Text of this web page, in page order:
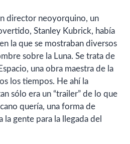
director neoyorquino, un
Stanley Kubrick, había
la que se mostraban diversos
sobre la Luna. Se trata de
una obra maestra de la
los tiempos. He ahí la
sólo era un “trailer” de lo que
quería, una forma de
la gente para la llegada del